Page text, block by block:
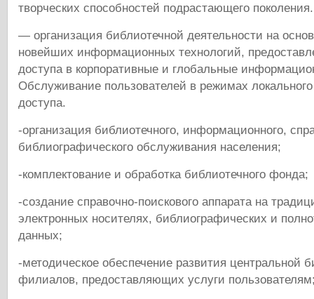
творческих способностей подрастающего поколения.
— организация библиотечной деятельности на
новейших информационных технологий,
доступа в корпоративные и глобальные
Обслуживание пользователей в режимах
доступа.
-организация библиотечного, информационного,
библиографического обслуживания населения;
-комплектование и обработка библиотечного фонда;
-создание справочно-поискового аппарата на
электронных носителях, библиографических и
данных;
-методическое обеспечение развития центральной
филиалов, предоставляющих услуги